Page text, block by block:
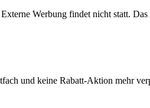
Werbung findet nicht statt.
und keine Rabatt-Aktion mehr